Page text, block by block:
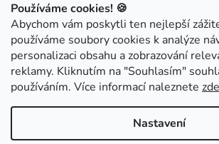
Používáme cookies! 🍪
Abychom vám poskytli ten nejlepší
používáme soubory cookies k analýze
personalizaci obsahu a zobrazování
reklamy. Kliknutím na "Souhlasím"
používáním. Více informací naleznete zde
Nastavení
Způsoby platby:
Ziaja pro Tebe